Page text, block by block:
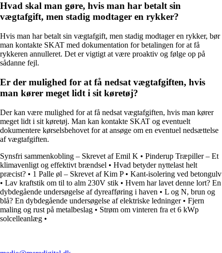
Hvad skal man gøre, hvis man har betalt sin
vægtafgift, men stadig modtager en rykker?
Hvis man har betalt sin vægtafgift, men stadig modtager en rykker, bør
man kontakte SKAT med dokumentation for betalingen for at få
rykkeren annulleret. Det er vigtigt at være proaktiv og følge op på
sådanne fejl.
Er der mulighed for at få nedsat vægtafgiften, hvis
man kører meget lidt i sit køretøj?
Der kan være mulighed for at få nedsat vægtafgiften, hvis man kører
meget lidt i sit køretøj. Man kan kontakte SKAT og eventuelt
dokumentere kørselsbehovet for at ansøge om en eventuel nedsættelse
af vægtafgiften.
Synsfri sammenkobling – Skrevet af Emil K • Pinderup Træpiller – Et
klimavenligt og effektivt brændsel • Hvad betyder nyttelast helt
præcist? • 1 Palle øl – Skrevet af Kim P• Kant-isolering ved betongulv
• Lav kraftstik om til to alm 230V stik • Hvem har lavet denne lort? En
dybdegående undersøgelse af dyreafføring i haven • L og N, brun og
blå? En dybdegående undersøgelse af elektriske ledninger• Fjern
maling og rust på metalbeslag • Strøm om vinteren fra et 6 kWp
solcelleanlæg •